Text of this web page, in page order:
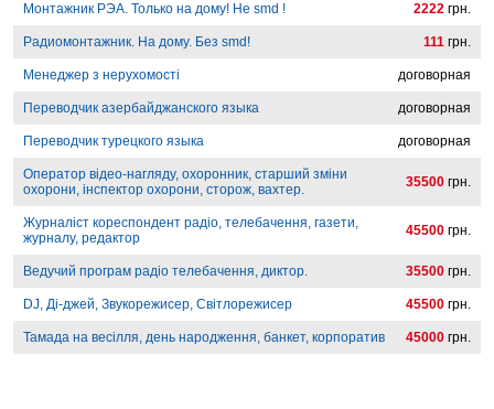
Монтажник РЭА. Только на дому! Не smd ! 2222 грн.
Радиомонтажник. На дому. Без smd! 111 грн.
Менеджер з нерухомості договорная
Переводчик азербайджанского языка договорная
Переводчик турецкого языка договорная
Оператор відео-нагляду, охоронник, старший зміни
охорони, інспектор охорони, сторож, вахтер.
35500 грн.
Журналіст кореспондент радіо, телебачення, газети,
журналу, редактор
45500 грн.
Ведучий програм радіо телебачення, диктор. 35500 грн.
DJ, Ді-джей, Звукорежисер, Світлорежисер 45500 грн.
Тамада на весілля, день народження, банкет, корпоратив 45000 грн.